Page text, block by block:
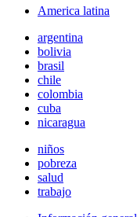
America latina
argentina
bolivia
brasil
chile
colombia
cuba
nicaragua
niños
pobreza
salud
trabajo